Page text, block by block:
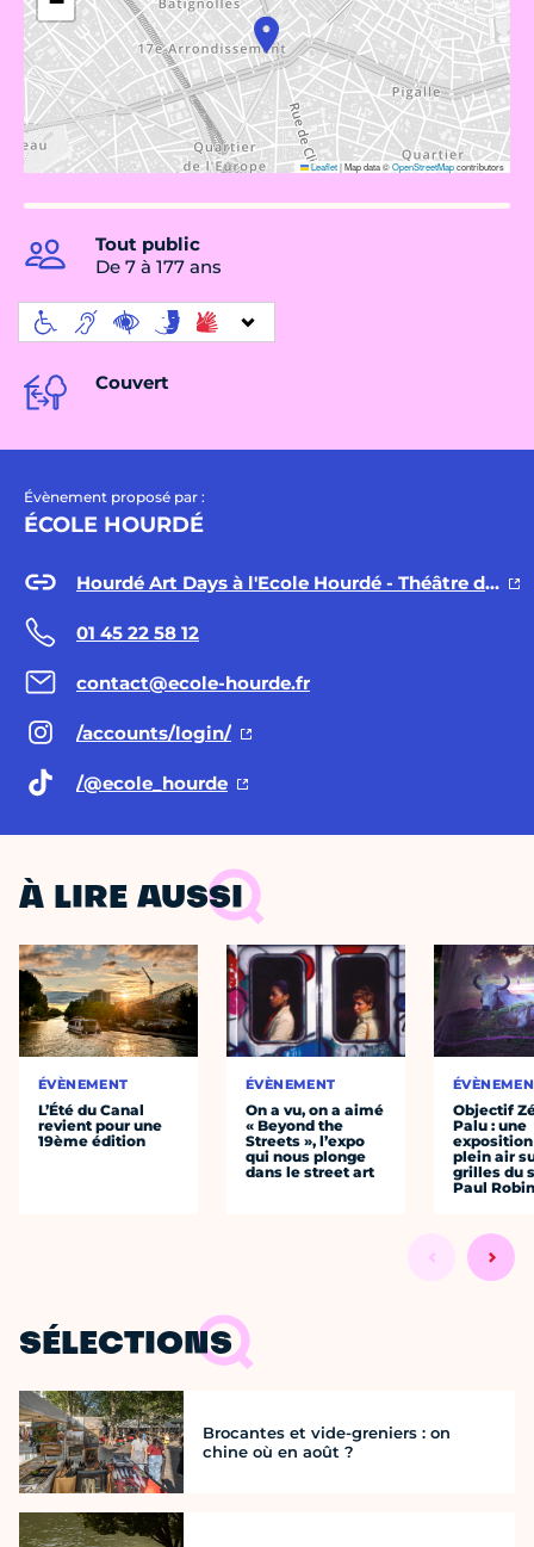
Leaflet|Map data ©OpenStreetMapcontributors
Tout public
De 7 à 177 ans
Couvert
Évènement proposé par :
ÉCOLE HOURDÉ
Hourdé Art Days à l'Ecole Hourdé - Théâtre de l'Européen
01 45 22 58 12
contact@ecole-hourde.fr
/accounts/login/
/@ecole _hourde
À LIRE AUSSI
ÉVÈNEMENT
L’Été du Canal
revient pour une
19ème édition
ÉVÈNEMENT
On a vu, on a aimé
« Beyond the
Streets », l’expo
qui nous plonge
dans le street art
Objectif
Palu : une
plein air
grilles du
Paul
SÉLECTIONS
Brocantes et vide-greniers : on
chine où en août ?